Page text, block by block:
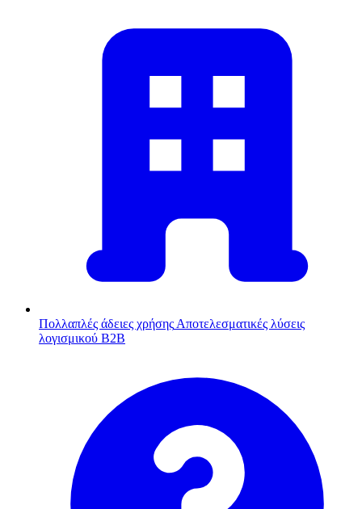
Πολλαπλές άδειες χρήσης Αποτελεσματικές λύσεις
λογισμικού B2B